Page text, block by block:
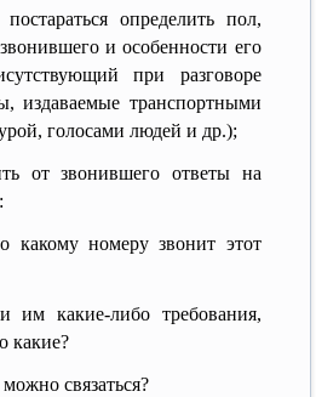
определить пол,
и особенности его
при разговоре
издаваемые транспортными
голосами людей и др.);
от звонившего ответы на
какому номеру звонит этот
им какие-либо требования,
какие?
связаться?